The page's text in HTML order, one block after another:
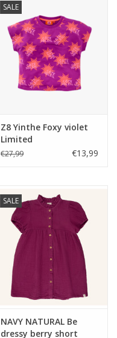
SALE
Z8 Yinthe Foxy violet
Limited
€27,99 €13,99
SALE
NAVY NATURAL Be
dressy berry short